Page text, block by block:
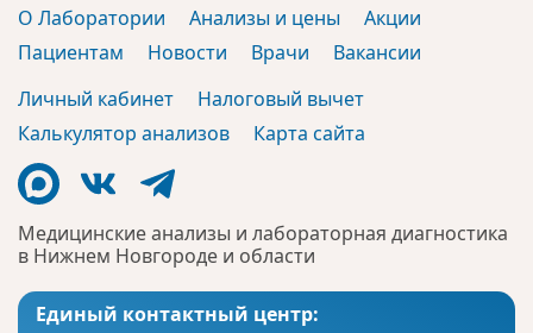
Медицинские анализы и лабораторная диагностика
в Нижнем Новгороде и области
Единый контактный центр:
О Лаборатории Анализы и цены
Акции
Пациентам
Новости Врачи
Вакансии
Личный кабинет
Налоговый вычет
Калькулятор анализов
Карта сайта